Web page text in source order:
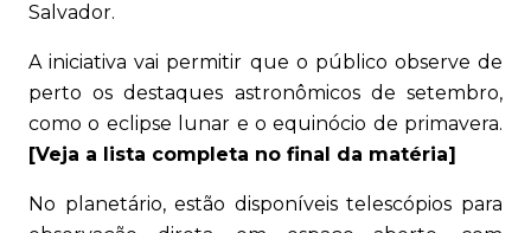
Salvador.
A iniciativa vai permitir que o público observe de
perto os destaques astronômicos de setembro,
como o eclipse lunar e o equinócio de primavera.
[Veja a lista completa no final da matéria]
No planetário, estão disponíveis telescópios para